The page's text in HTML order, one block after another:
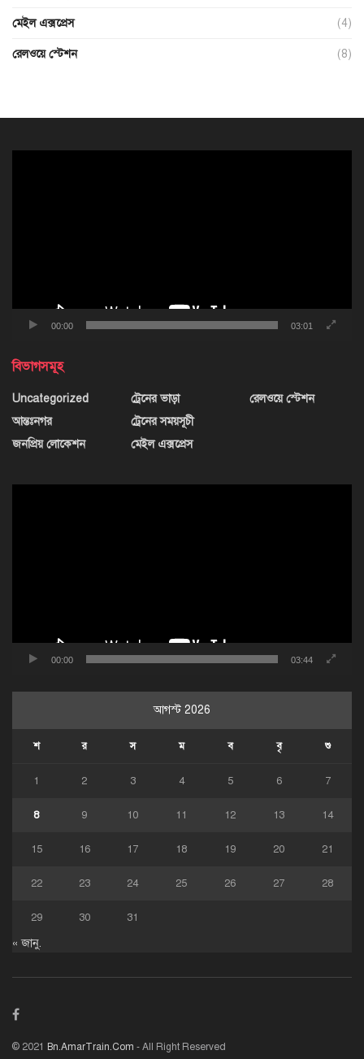
মেইল এক্সপ্রেস (4)
রেলওয়ে স্টেশন (8)
00:00 03:01
বিভাগসমূহ
Uncategorized
আন্তঃনগর
জনপ্রিয় লোকেশন
ট্রেনের ভাড়া
ট্রেনের সময়সূচী
মেইল এক্সপ্রেস
রেলওয়ে স্টেশন
00:00 03:44
আগস্ট 2026
শ র স ম ব বৃ শু
1 2 3 4 5 6 7
8 9 10 11 12 13 14
15 16 17 18 19 20 21
22 23 24 25 26 27 28
29 30 31
« জানু.
© 2021 Bn.AmarTrain.Com - All Right Reserved